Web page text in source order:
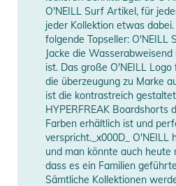
O'NEILL Surf Artikel, für
jeder Kollektion etwas
folgende Topseller: O'NEILL
Jacke die
ist. Das große O'NEILL
die überzeugung zu Marke
ist die kontrastreich
HYPERFREAK Boardshorts
Farben erhältlich ist und
verspricht._x000D_ O'NEILL
und man könnte auch heute
dass es ein Familien
Sämtliche Kollektionen